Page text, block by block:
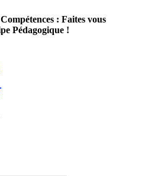
: Faites vous
Pédagogique !